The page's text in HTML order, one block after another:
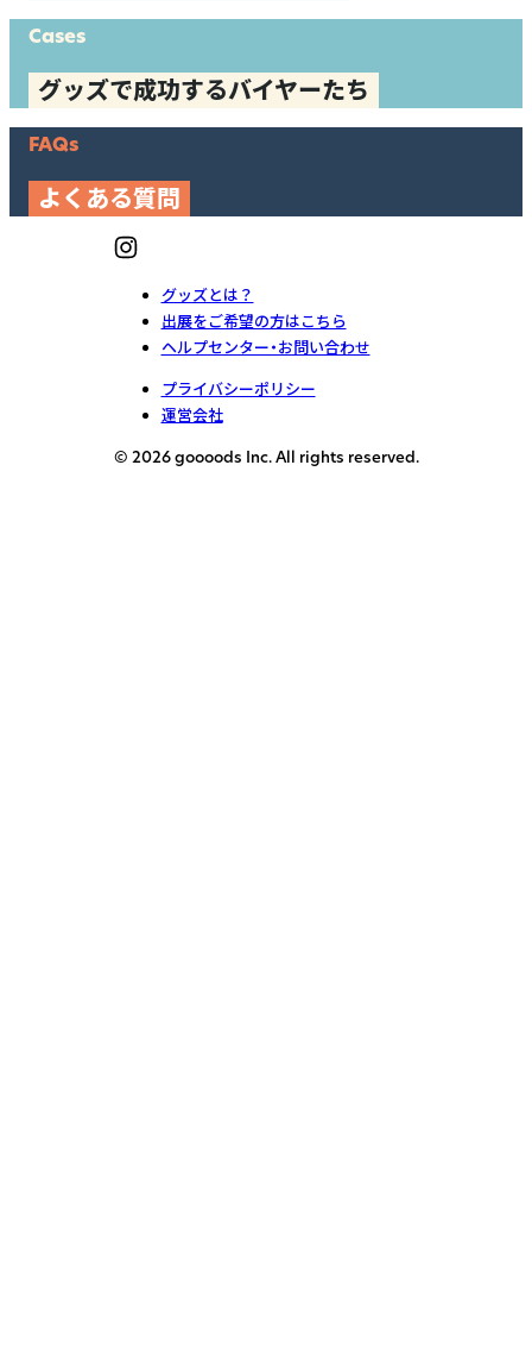
Cases
グッズで成功するバイヤーたち
FAQs
よくある質問
グッズとは？
出展をご希望の方はこちら
ヘルプセンター・お問い合わせ
プライバシーポリシー
運営会社
© 2026 goooods Inc. All rights reserved.